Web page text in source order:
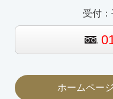
受付
ホームペー